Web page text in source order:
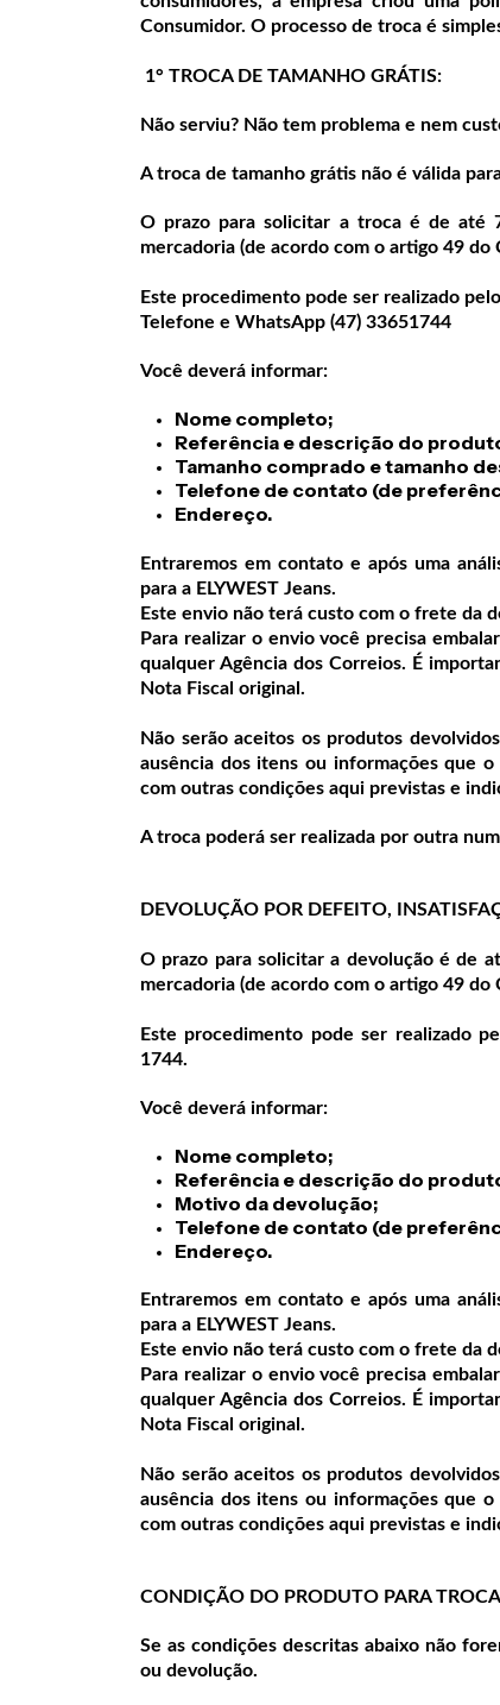
Consumidor. O processo de troca é
1° TROCA DE TAMANHO GRÁTIS:
Não serviu? Não tem problema e nem
A troca de tamanho grátis não é válida
O prazo para solicitar a troca é de até
mercadoria (de acordo com o artigo 49 do
Este procedimento pode ser realizado
Telefone e WhatsApp (47) 33651744
Você deverá informar:
Nome completo;
Referência e descrição do
Tamanho comprado e tamanho
Telefone de contato (de
Endereço.
Entraremos em contato e após uma
para a ELYWEST Jeans.
Este envio não terá custo com o frete da
Para realizar o envio você precisa
qualquer Agência dos Correios. É
Nota Fiscal original.
Não serão aceitos os produtos
ausência dos itens ou informações que
com outras condições aqui previstas e
A troca poderá ser realizada por outra
DEVOLUÇÃO POR DEFEITO,
O prazo para solicitar a devolução é de
mercadoria (de acordo com o artigo 49 do
Este procedimento pode ser realizado
1744.
Você deverá informar:
Nome completo;
Referência e descrição do
Motivo da devolução;
Telefone de contato (de
Endereço.
Entraremos em contato e após uma
para a ELYWEST Jeans.
Este envio não terá custo com o frete da
Para realizar o envio você precisa
qualquer Agência dos Correios. É
Nota Fiscal original.
Não serão aceitos os produtos
ausência dos itens ou informações que
com outras condições aqui previstas e
CONDIÇÃO DO PRODUTO PARA
Se as condições descritas abaixo não
ou devolução.